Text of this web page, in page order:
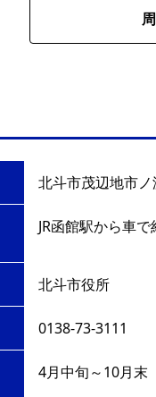
北斗市茂辺地市
JR函館駅から車
北斗市役所
0138-73-3111
4月中旬～10月末